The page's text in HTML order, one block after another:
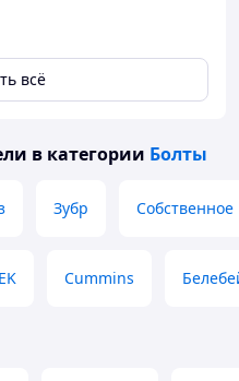
всё
в категории Болты
Зубр Собственное
Cummins